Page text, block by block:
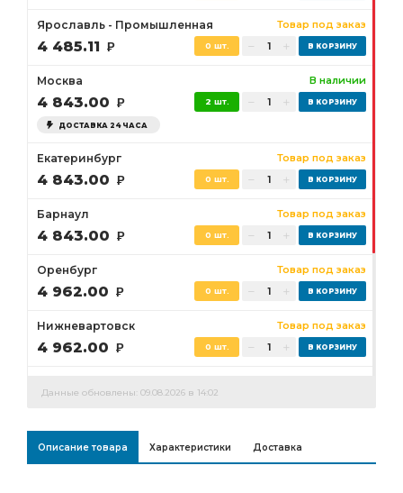
Ярославль - Промышленная Товар под заказ
4 485.11 Р 0 шт.
Москва В наличии
4 843.00 Р 2 шт.
ДОСТАВКА 24 ЧАСА
Екатеринбург Товар под заказ
4 843.00 Р 0 шт.
Барнаул Товар под заказ
4 843.00 Р 0 шт.
Оренбург Товар под заказ
4 962.00 Р 0 шт.
Нижневартовск Товар под заказ
4 962.00 Р 0 шт.
Данные обновлены: 09.08.2026 в 14:02
Описание товара Характеристики Доставка